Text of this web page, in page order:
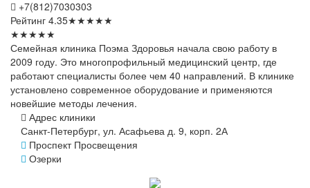
+7(812)7030303
Рейтинг 4.35★★★★★
★★★★★
Семейная клиника Поэма Здоровья начала свою работу в
2009 году. Это многопрофильный медицинский центр, где
работают специалисты более чем 40 направлений. В клинике
установлено современное оборудование и применяются
новейшие методы лечения.
Адрес клиники
Санкт-Петербург, ул. Асафьева д. 9, корп. 2А
Проспект Просвещения
Озерки